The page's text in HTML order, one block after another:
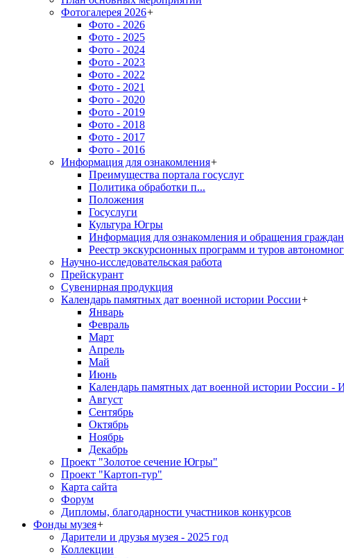
Фотогалерея 2026+
Фото - 2026
Фото - 2025
Фото - 2024
Фото - 2023
Фото - 2022
Фото - 2021
Фото - 2020
Фото - 2019
Фото - 2018
Фото - 2017
Фото - 2016
Информация для ознакомления+
Преимущества портала госуслуг
Политика обработки п...
Положения
Госуслуги
Культура Югры
Информация для ознакомления и обращения
Реестр экскурсионных программ и туров
Научно-исследовательская работа
Прейскурант
Сувенирная продукция
Календарь памятных дат военной истории России+
Январь
Февраль
Март
Апрель
Май
Июнь
Календарь памятных дат военной истории России -
Август
Сентябрь
Октябрь
Ноябрь
Декабрь
Проект "Золотое сечение Югры"
Проект "Картоп-тур"
Карта сайта
Форум
Дипломы, благодарности участников конкурсов
Фонды музея+
Дарители и друзья музея - 2025 год
Коллекции